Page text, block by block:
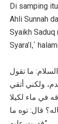
Di samping
Ahli Sunnah
Syaikh
Syara’I,`
ما تقول
ولكني أتقي
في ماء لكيلا
قال: توه ما